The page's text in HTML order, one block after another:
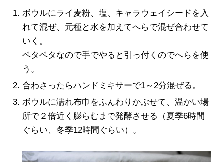
ボウルにライ麦粉、塩、キャラウェイシードを入
れて混ぜ、元種と水を加えてへらで混ぜ合わせて
いく。
ベタベタなので手でやると引っ付くのでへらを使
う。
合わさったらハンドミキサーで1～2分混ぜる。
ボウルに濡れ布巾をふんわりかぶせて、温かい場
所で２倍近く膨らむまで発酵させる（夏季6時間
ぐらい、冬季12時間ぐらい）。